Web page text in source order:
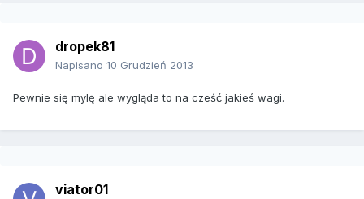
dropek81
Napisano 10 Grudzień 2013
Pewnie się mylę ale wygląda to na cześć jakieś wagi.
viator01